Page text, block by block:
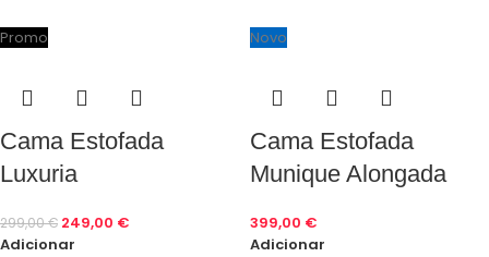
Promo
Cama Estofada
Luxuria
299,00€ 249,00 €
Adicionar
Novo
Cama Estofada
Munique Alongada
399,00 €
Adicionar